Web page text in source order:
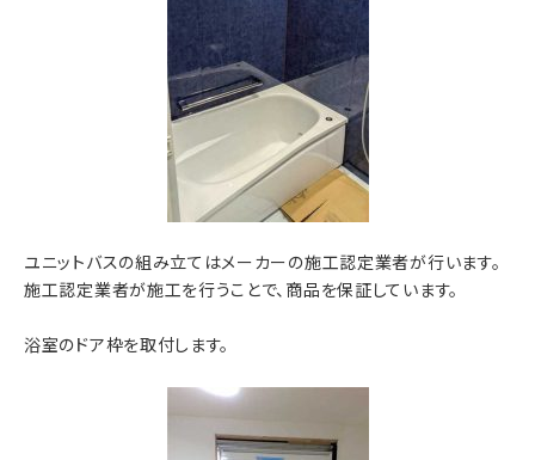
ユニットバスの組み立てはメーカーの施工認定業者が行います。
施工認定業者が施工を行うことで、商品を保証しています。
浴室のドア枠を取付します。